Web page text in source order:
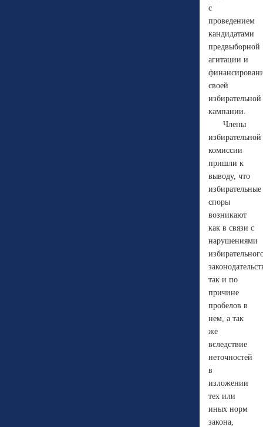
с
проведением
кандидатами
предвыборной
агитации и
своей
избирательной
кампании.
Члены
избирательной
комиссии
пришли к
выводу, что
избирательные
споры
возникают
как в связи с
нарушениями
так и по
причине
пробелов в
нем, а так
же
вследствие
неточностей
в
изложении
тех или
иных норм
закона,